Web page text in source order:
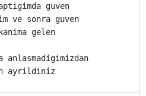
guven
ve sonra guven
gelen
ayrildiniz